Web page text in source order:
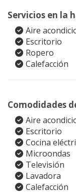
Servicios en la
Aire
Escritorio
Ropero
Calefacción
Comodidades
Aire
Escritorio
Cocina
Microondas
Televisión
Lavadora
Calefacción